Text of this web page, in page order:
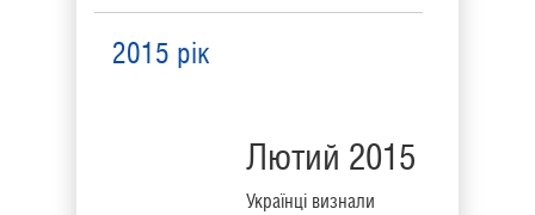
2015 рік
Лютий 2015
Українці визнали